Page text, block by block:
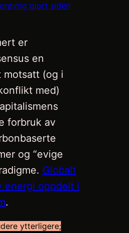
gjort siden
er
en
motsatt (og i
med)
forbruk av
og “evige
Globalt
energi oppdelt i
.
ytterligere;